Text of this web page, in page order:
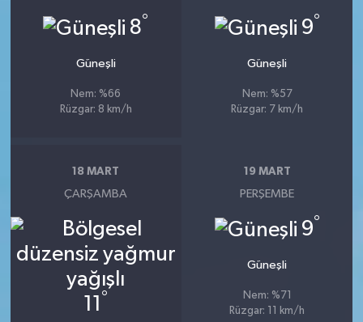
8°
Güneşli
Nem: %66
Rüzgar: 8 km/h
9°
Güneşli
Nem: %57
Rüzgar: 7 km/h
18 MART
ÇARŞAMBA
11 °
19 MART
PERŞEMBE
9°
Güneşli
Nem: %71
Rüzgar: 11 km/h